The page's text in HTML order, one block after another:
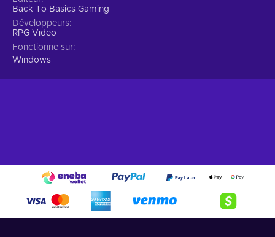
Back To Basics Gaming
Développeurs
RPG Video
Fonctionne sur
Windows